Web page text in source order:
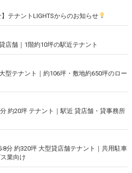
テナントLIGHTSからのお知らせ
店舗｜1階約10坪の駅近テナント
型テナント｜約106坪・敷地約650坪のロー
約20坪 テナント｜駅近 貸店舗・貸事務所
分 約320坪 大型貸店舗テナント｜共用駐車
業向け